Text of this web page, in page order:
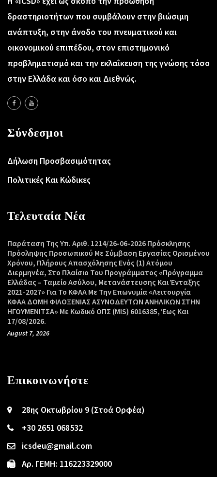
δραστηριοτήτων που συμβάλουν στην βιώσιμη
ανάπτυξη, στην άνοδο του πνευματικού και
οικονομικού επιπέδου, στον επιστημονικό
προβληματισμό και την εκλαΐκευση της γνώσης τόσο
στην Ελλάδα και όσο και Διεθνώς.
Σύνδεσμοι
Δήλωση Προσβασιμότητας
Πολιτικές Και Κώδικες
Τελευταία Νέα
Παράταση Της Υπ. Αριθ. 1214/26-06-2026 Πρόσκλησης
Πρόσληψης Προσωπικού Με Σύμβαση Εργασίας Ορισμένου
Χρόνου, Πλήρους Απασχόλησης Ενός (1) Ατόμου
Διερμηνέα, Στο Πλαίσιο Του Προγράμματος «Πρόγραμμα
Ελλάδας – Ταμείο Ασύλου, Μετανάστευσης Και Ένταξης
2021-2027» Για Το ΚΦΑΑ Με Την Επωνυμία «Λειτουργία
ΚΦΑΑ ΔΟΜΗ ΦΙΛΟΞΕΝΙΑΣ ΑΣΥΝΟΔΕΥΤΩΝ ΑΝΗΛΙΚΩΝ ΣΤΗΝ
ΗΓΟΥΜΕΝΙΤΣΑ» Με Κωδικό ΟΠΣ (MIS) 6016385, Έως Και
17/08/2026.
August 7, 2026
Επικοινωνήστε
28ης Οκτωβρίου 9 (Στοά Ορφέα)
+30 2651 068532
icsdeu@gmail.com
Αρ. ΓΕΜΗ: 116223329000